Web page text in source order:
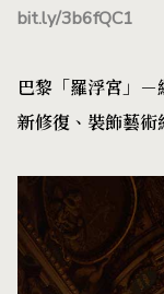
bit.ly/3b6fQC1
巴黎「羅浮宮」
新修復、裝飾藝術